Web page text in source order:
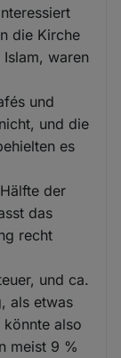
die Kirche
waren
und
und die
es
der
das
recht
und ca.
als etwas
also
meist 9 %